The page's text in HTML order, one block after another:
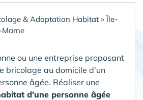
& Adaptation Habitat »Île-
ou une entreprise proposant
bricolage au domicile d'un
âgée. Réaliser une
d'une personne âgée